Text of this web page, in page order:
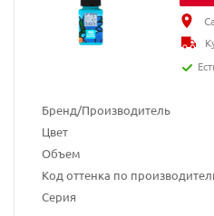
Бренд/Производитель
Цвет
Объем
Код оттенка по
Серия